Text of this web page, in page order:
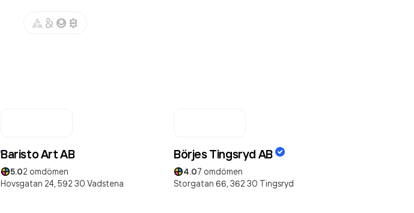
Baristo Art AB
5.02 omdömen
Hovsgatan 24, 592 30 Vadstena
Börjes Tingsryd AB
4.07 omdömen
Storgatan 66, 362 30 Tingsryd